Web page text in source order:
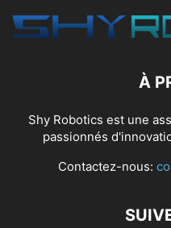
À
Shy Robotics est une
passionnés
Contactez-nous: